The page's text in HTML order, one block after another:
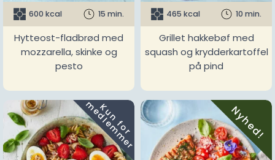
600 kcal 15 min.
Hytteost-fladbrød med
mozzarella, skinke og
pesto
465 kcal 10 min.
Grillet hakkebøf med
squash og krydderkartoffel
på pind
K
u
n
f
o
r
m
e
d
l
e
m
m
e
r Nyhed!